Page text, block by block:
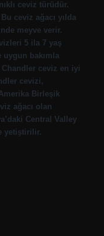
ceviz türüdür.
ceviz ağacı yılda
meyve verir.
5 ila 7 yaş
uygun bakımla
ceviz en iyi
cevizi,
Birleşik
ağacı olan
Central Valley
yetiştirilir.